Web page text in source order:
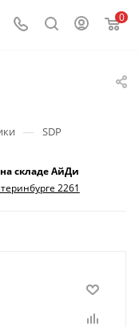
0
— SDP
складе АйДи
2261